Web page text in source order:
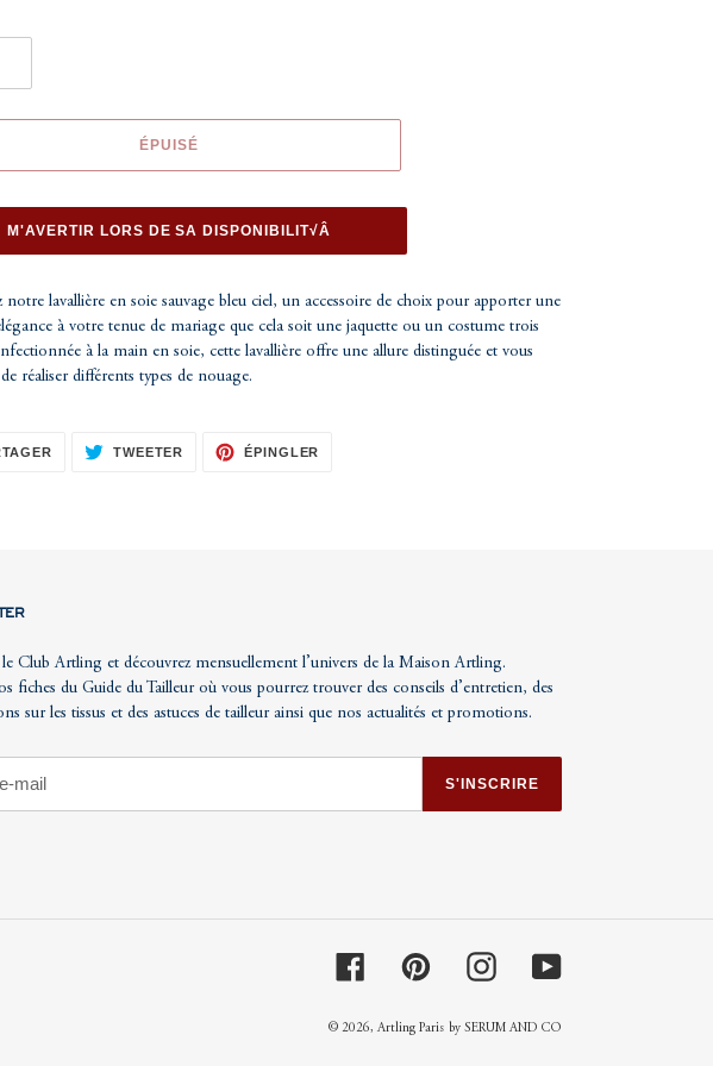
ÉPUISÉ
M'AVERTIR LORS DE SA DISPONIBILIT√Â
notre lavallière en soie sauvage bleu ciel, un accessoire de choix pour apporter une
à votre tenue de mariage que cela soit une jaquette ou un costume trois
à la main en soie, cette lavallière offre une allure distinguée et vous
réaliser différents types de nouage.
PARTAGERTWEETER TWEETERÉPINGLER
Club Artling et découvrez mensuellement l’univers de la Maison Artling.
fiches du Guide du Tailleur où vous pourrez trouver des conseils d’entretien, des
sur les tissus et des astuces de tailleur ainsi que nos actualités et promotions.
S'INSCRIRE
FacebookPinterest InstagramYouTube
© 2026, Artling Paris by SERUM AND CO